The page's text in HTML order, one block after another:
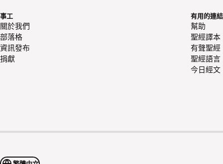
事工
關於我們
部落格
資訊發布
捐獻
有用的連結
幫助
聖經譯本
有聲聖經
聖經語言
今日經文